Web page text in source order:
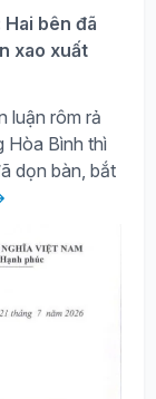
bên đã
xao xuất
luận rôm rả
Hòa Bình thì
dọn bàn, bắt